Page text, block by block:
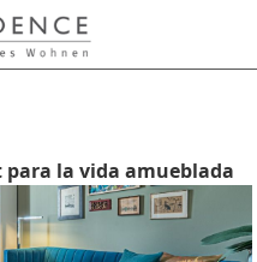
la vida amueblada